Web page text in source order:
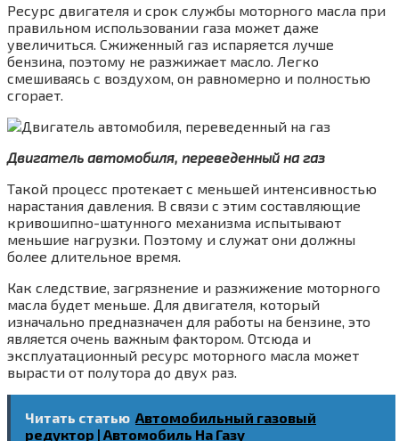
Ресурс двигателя и срок службы моторного масла при
правильном использовании газа может даже
увеличиться. Сжиженный газ испаряется лучше
бензина, поэтому не разжижает масло. Легко
смешиваясь с воздухом, он равномерно и полностью
сгорает.
Двигатель автомобиля, переведенный на газ
Такой процесс протекает с меньшей интенсивностью
нарастания давления. В связи с этим составляющие
кривошипно-шатунного механизма испытывают
меньшие нагрузки. Поэтому и служат они должны
более длительное время.
Как следствие, загрязнение и разжижение моторного
масла будет меньше. Для двигателя, который
изначально предназначен для работы на бензине, это
является очень важным фактором. Отсюда и
эксплуатационный ресурс моторного масла может
вырасти от полутора до двух раз.
Читать статью Автомобильный газовый
редуктор | Автомобиль На Газу